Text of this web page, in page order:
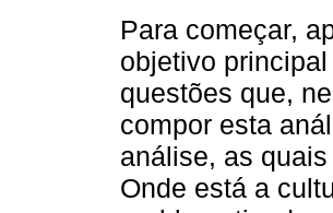
Para começar,
objetivo
questões que,
compor esta
análise, as
Onde está a